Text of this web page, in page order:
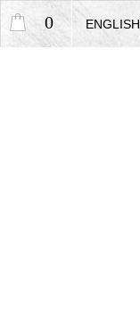
ENGLISH
0